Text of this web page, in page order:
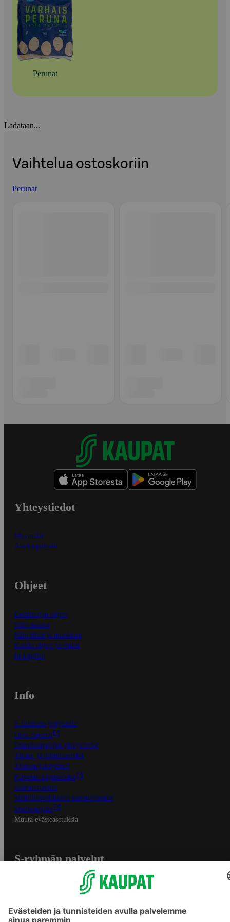
Perunat
Ladataan...
Vaihtelua ostoskoriin
Perunat
Yhteystiedot
Myymälät
Asiakaspalvelu
Ohjeet
Ensitilaajan ohjeet
Näin maksat
Näin tilaat ja muokkaat
Kaikki ohjeet ja vinkit
In English
Info
S-Business yrityksille
Oiva-raportit
Osuuskauppojen yhteystiedot
Tilaus- ja toimitusehdot
Tietosuojakäytäntö
Palvelun käyttöehdot
Saavutettavuus
Mobiilisovelluksen saavutettavuus
Mainostajalle
Muuta evästeasetuksia
S-ryhmän palvelut
Yhteishyvä Ruoka -sovellus